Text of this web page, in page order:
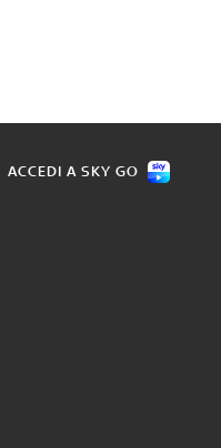
ACCEDI A SKY GO